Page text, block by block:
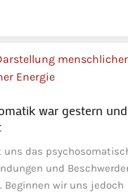
war gestern
uns das
und
Beginnen wir uns jedoch